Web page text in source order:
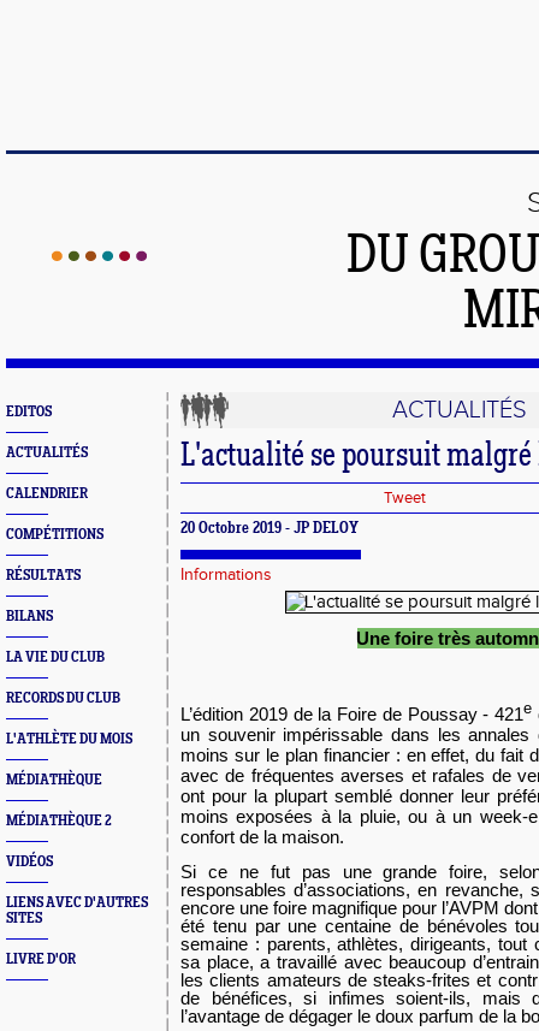
DU
EDITOS
ACTUALITÉS
CALENDRIER
COMPÉTITIONS
RÉSULTATS
BILANS
LA VIE DU CLUB
RECORDS DU CLUB
L'ATHLÈTE DU MOIS
MÉDIATHÈQUE
MÉDIATHÈQUE 2
VIDÉOS
LIENS AVEC D'AUTRES
SITES
LIVRE D'OR
ACTUALITÉS
L'actualité se poursuit malgré
Tweet
20 Octobre 2019 - JP DELOY
Informations
Une foire très
L’édition 2019 de la Foire de Poussay - 421e
un souvenir impérissable dans les annales
moins sur le plan financier : en effet, du fait
avec de fréquentes averses et rafales de
ont pour la plupart semblé donner leur
moins exposées à la pluie, ou à un week-
confort de la maison.
Si ce ne fut pas une grande foire,
responsables d’associations, en
encore une foire magnifique pour l’AVPM
été tenu par une centaine de bénévoles
semaine : parents, athlètes, dirigeants, tout
sa place, a travaillé avec beaucoup
les clients amateurs de steaks-frites et
de bénéfices, si infimes soient-ils, mais
l’avantage de dégager le doux parfum de la